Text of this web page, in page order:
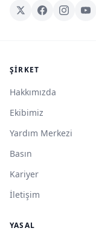
ŞIRKET
Hakkımızda
Ekibimiz
Yardım Merkezi
Basın
Kariyer
İletişim
YASAL